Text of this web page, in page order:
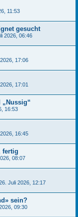
11:53
gesucht
2026, 06:46
17:06
17:01
„Nussig“
16:53
16:45
fertig
08:07
Juli 2026, 12:17
sein?
09:30